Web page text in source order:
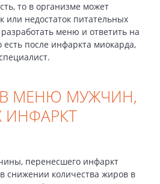
то в организме может
или недостаток питательных
меню и ответить на
после инфаркта миокарда,
МЕНЮ МУЖЧИН,
ИНФАРКТ
перенесшего инфаркт
снижении количества жиров в